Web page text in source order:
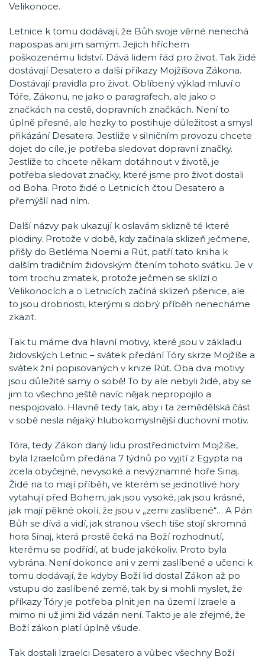
Velikonoce.
Letnice k tomu dodávají, že Bůh svoje věrné nenechá
napospas ani jim samým. Jejich hříchem
poškozenému lidství. Dává lidem řád pro život. Tak židé
dostávají Desatero a další příkazy Mojžíšova Zákona.
Dostávají pravidla pro život. Oblíbený výklad mluví o
Tóře, Zákonu, ne jako o paragrafech, ale jako o
značkách na cestě, dopravních značkách. Není to
úplně přesné, ale hezky to postihuje důležitost a smysl
přikázání Desatera. Jestliže v silničním provozu chcete
dojet do cíle, je potřeba sledovat dopravní značky.
Jestliže to chcete někam dotáhnout v životě, je
potřeba sledovat značky, které jsme pro život dostali
od Boha. Proto židé o Letnicích čtou Desatero a
přemýšlí nad ním.
Další názvy pak ukazují k oslavám sklizně té které
plodiny. Protože v době, kdy začínala sklizeň ječmene,
přišly do Betléma Noemi a Rút, patří tato kniha k
dalším tradičním židovským čtením tohoto svátku. Je v
tom trochu zmatek, protože ječmen se sklízí o
Velikonocích a o Letnicích začíná sklizeň pšenice, ale
to jsou drobnosti, kterými si dobrý příběh nenecháme
zkazit.
Tak tu máme dva hlavní motivy, které jsou v základu
židovských Letnic – svátek předání Tóry skrze Mojžíše a
svátek žní popisovaných v knize Rút. Oba dva motivy
jsou důležité samy o sobě! To by ale nebyli židé, aby se
jim to všechno ještě navíc nějak nepropojilo a
nespojovalo. Hlavně tedy tak, aby i ta zemědělská část
v sobě nesla nějaký hlubokomyslnější duchovní motiv.
Tóra, tedy Zákon daný lidu prostřednictvím Mojžíše,
byla Izraelcům předána 7 týdnů po vyjití z Egypta na
zcela obyčejné, nevysoké a nevýznamné hoře Sinaj.
Židé na to mají příběh, ve kterém se jednotlivé hory
vytahují před Bohem, jak jsou vysoké, jak jsou krásné,
jak mají pěkné okolí, že jsou v „zemi zaslíbené“… A Pán
Bůh se dívá a vidí, jak stranou všech tiše stojí skromná
hora Sinaj, která prostě čeká na Boží rozhodnutí,
kterému se podřídí, ať bude jakékoliv. Proto byla
vybrána. Není dokonce ani v zemi zaslíbené a učenci k
tomu dodávají, že kdyby Boží lid dostal Zákon až po
vstupu do zaslíbené země, tak by si mohli myslet, že
příkazy Tóry je potřeba plnit jen na území Izraele a
mimo ni už jimi žid vázán není. Takto je ale zřejmé, že
Boží zákon platí úplně všude.
Tak dostali Izraelci Desatero a vůbec všechny Boží